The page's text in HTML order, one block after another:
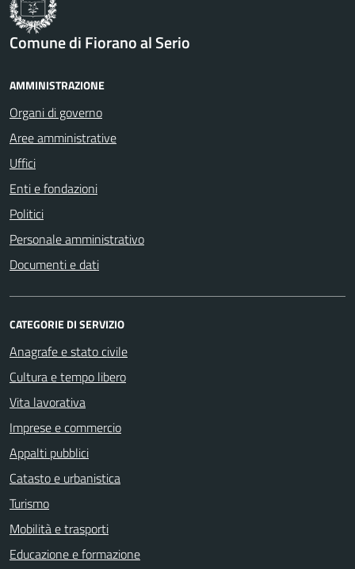
Comune di Fiorano al Serio
AMMINISTRAZIONE
Organi di governo
Aree amministrative
Uffici
Enti e fondazioni
Politici
Personale amministrativo
Documenti e dati
CATEGORIE DI SERVIZIO
Anagrafe e stato civile
Cultura e tempo libero
Vita lavorativa
Imprese e commercio
Appalti pubblici
Catasto e urbanistica
Turismo
Mobilità e trasporti
Educazione e formazione